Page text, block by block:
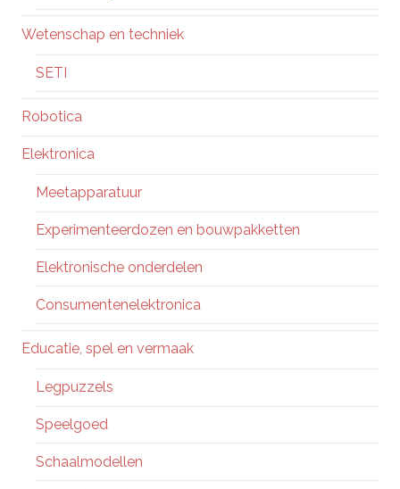
Wetenschap en techniek
SETI
Robotica
Elektronica
Meetapparatuur
Experimenteerdozen en bouwpakketten
Elektronische onderdelen
Consumentenelektronica
Educatie, spel en vermaak
Legpuzzels
Speelgoed
Schaalmodellen